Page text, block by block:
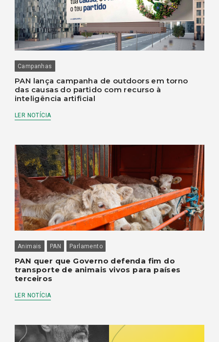
Campanhas
PAN lança campanha de outdoors em torno
das causas do partido com recurso à
inteligência artificial
LER NOTÍCIA
Animais PAN Parlamento
PAN quer que Governo defenda fim do
transporte de animais vivos para países
terceiros
LER NOTÍCIA